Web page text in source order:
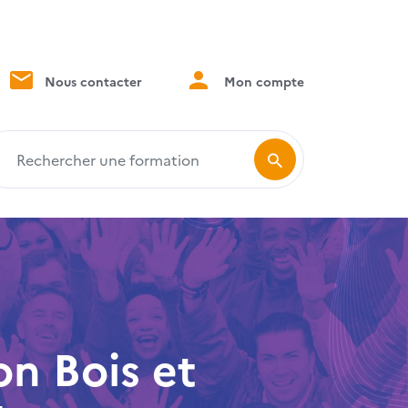
Nous contacter Mon compte
Bois et